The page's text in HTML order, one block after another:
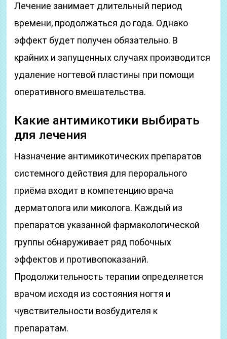
Лечение занимает длительный период
времени, продолжаться до года. Однако
эффект будет получен обязательно. В
крайних и запущенных случаях производится
удаление ногтевой пластины при помощи
оперативного вмешательства.
Какие антимикотики выбирать
для лечения
Назначение антимикотических препаратов
системного действия для перорального
приёма входит в компетенцию врача
дерматолога или миколога. Каждый из
препаратов указанной фармакологической
группы обнаруживает ряд побочных
эффектов и противопоказаний.
Продолжительность терапии определяется
врачом исходя из состояния ногтя и
чувствительности возбудителя к
препаратам.